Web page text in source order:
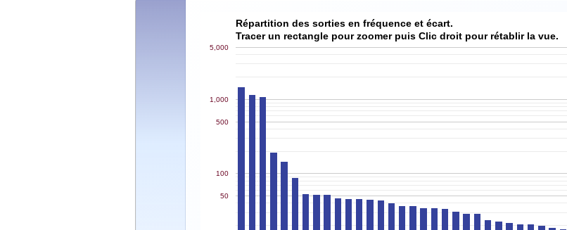
Répartition des sorties en fréquence et écart.
Tracer un rectangle pour zoomer puis Clic droit pour rétablir la vue.
50
100
500
1,000
5,000